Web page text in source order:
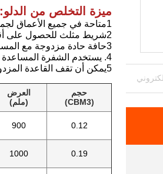
ميزة التخلص من الدلو:
1متاحة في جميع الأعماق لجميع الحفارات
2شريط مثلث للحصول على أقصى قدر من المتانة
3حافة حادة مزدوجة مع المسامير تصميم قابل للتبادل والمنحدر
4. يستخدم الشفرة المساعدة (( mo MnB ، صلابة 400HD) ، ومتوسط الثقوب هو 6 بوصات.
5يمكن أن تقف القاعدة المزدوجة بشكل مستقل، وسهلة التثبيت، في الوقت نفسه يعطي المشغلين أقصى كفاءة عند إنشاء السهول.
حجم
(CBM3)
العرض
(ملم)
0.12
900
0.19
1000